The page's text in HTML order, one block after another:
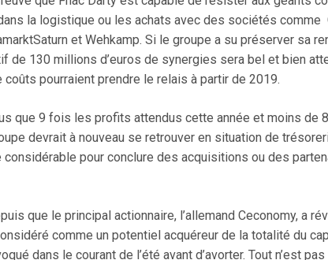
la logistique ou les achats avec des sociétés comme
et Wehkamp. Si le groupe a su préserver sa
de 130 millions d’euros de synergies sera bel et bien
pourraient prendre le relais à partir de 2019.
que 9 fois les profits attendus cette année et moins de
devrait à nouveau se retrouver en situation de
pour conclure des acquisitions ou des
que le principal actionnaire, l’allemand Ceconomy, a
comme un potentiel acquéreur de la totalité du
dans le courant de l’été avant d’avorter. Tout n’est